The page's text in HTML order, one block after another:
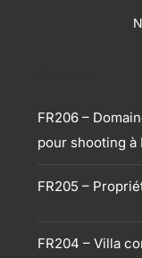
FR206 –
pour shooting
FR205 –
FR204 – Villa